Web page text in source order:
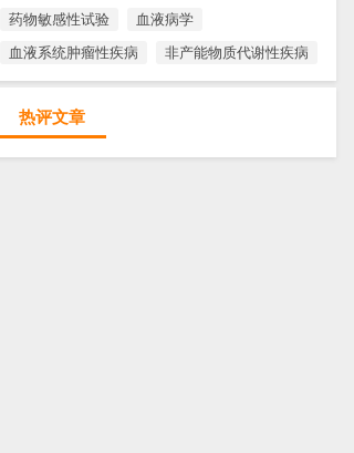
药物敏感性试验
血液病学
血液系统肿瘤性疾病
非产能物质代谢性疾病
热评文章